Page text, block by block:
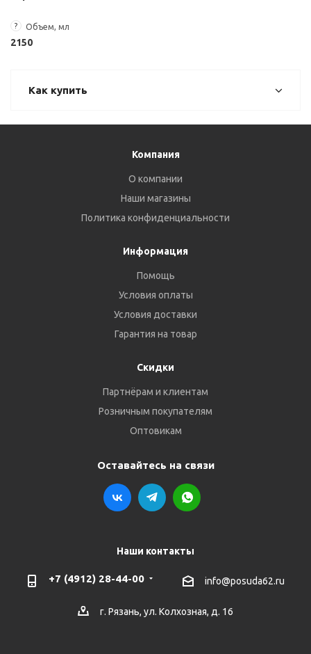
? Объем, мл
2150
Как купить
Компания
О компании
Наши магазины
Политика конфиденциальности
Информация
Помощь
Условия оплаты
Условия доставки
Гарантия на товар
Скидки
Партнёрам и клиентам
Розничным покупателям
Оптовикам
Оставайтесь на связи
Наши контакты
+7 (4912) 28-44-00 info@posuda62.ru
г. Рязань, ул. Колхозная, д. 16